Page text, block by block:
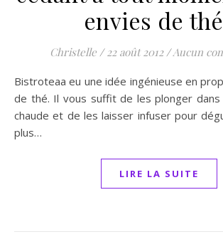
envies de
Christelle / 22 août 2012 /Aucun
Bistroteaa eu une idée ingénieuse en proposant des sticks
de thé. Il vous suffit de les plonger dans
chaude et de les laisser infuser pour
plus…
LIRE LA SUITE